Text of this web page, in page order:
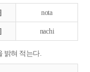
nota
nachi
밝혀 적는다.